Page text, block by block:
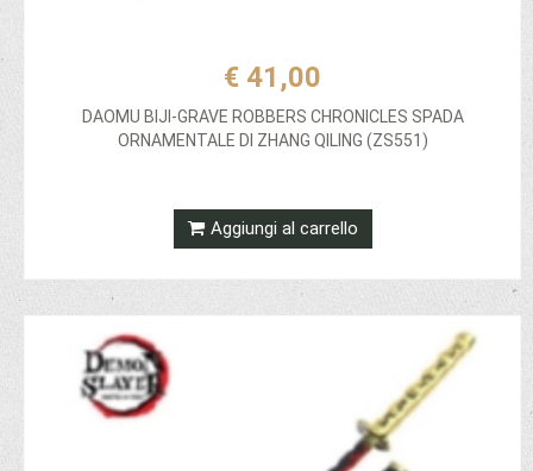
€ 41,00
DAOMU BIJI-GRAVE ROBBERS CHRONICLES SPADA
ORNAMENTALE DI ZHANG QILING (ZS551)
Aggiungi al carrello